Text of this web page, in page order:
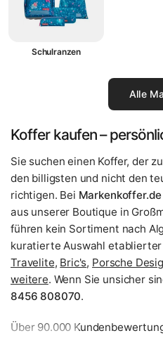
Schulranzen
Alle
Koffer kaufen –
Sie suchen einen Koffer, der
den billigsten und nicht den
richtigen. Bei Markenkoffer.de
aus unserer Boutique in
führen kein Sortiment nach
kuratierte Auswahl etablierter
Travelite, Bric's, Porsche
weitere. Wenn Sie unsicher
8456 808070.
Über 90.000